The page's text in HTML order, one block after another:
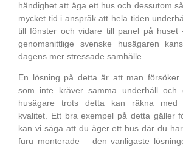
händighet att äga ett hus och dessutom
mycket tid i anspråk att hela tiden
till fönster och vidare till panel på huset
genomsnittlige svenske husägaren
dagens mer stressade samhälle.
En lösning på detta är att man försöker
som inte kräver samma underhåll och
husägare trots detta kan räkna med
kvalitet. Ett bra exempel på detta gäller
kan vi säga att du äger ett hus där du
furu monterade – den vanligaste